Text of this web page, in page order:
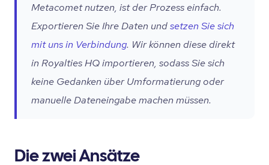
Metacomet nutzen, ist der Prozess einfach.
Exportieren Sie Ihre Daten undsetzen Sie sich
mit uns in Verbindung. Wir können diese direkt
in Royalties HQ importieren, sodass Sie sich
keine Gedanken über Umformatierung oder
manuelle Dateneingabe machen müssen.
Die zwei Ansätze